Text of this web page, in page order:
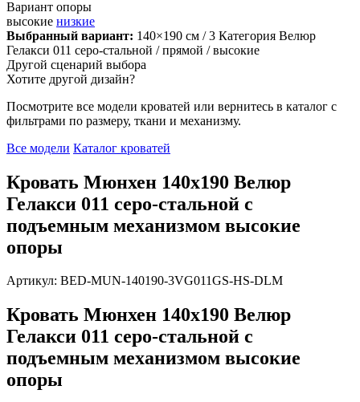
Вариант опоры
высокие низкие
Выбранный вариант: 140×190 см / 3 Категория Велюр
Гелакси 011 серо-стальной / прямой / высокие
Другой сценарий выбора
Хотите другой дизайн?
Посмотрите все модели кроватей или вернитесь в каталог с
фильтрами по размеру, ткани и механизму.
Все модели Каталог кроватей
Кровать Мюнхен 140х190 Велюр
Гелакси 011 серо-стальной с
подъемным механизмом высокие
опоры
Артикул: BED-MUN-140190-3VG011GS-HS-DLM
Кровать Мюнхен 140х190 Велюр
Гелакси 011 серо-стальной с
подъемным механизмом высокие
опоры